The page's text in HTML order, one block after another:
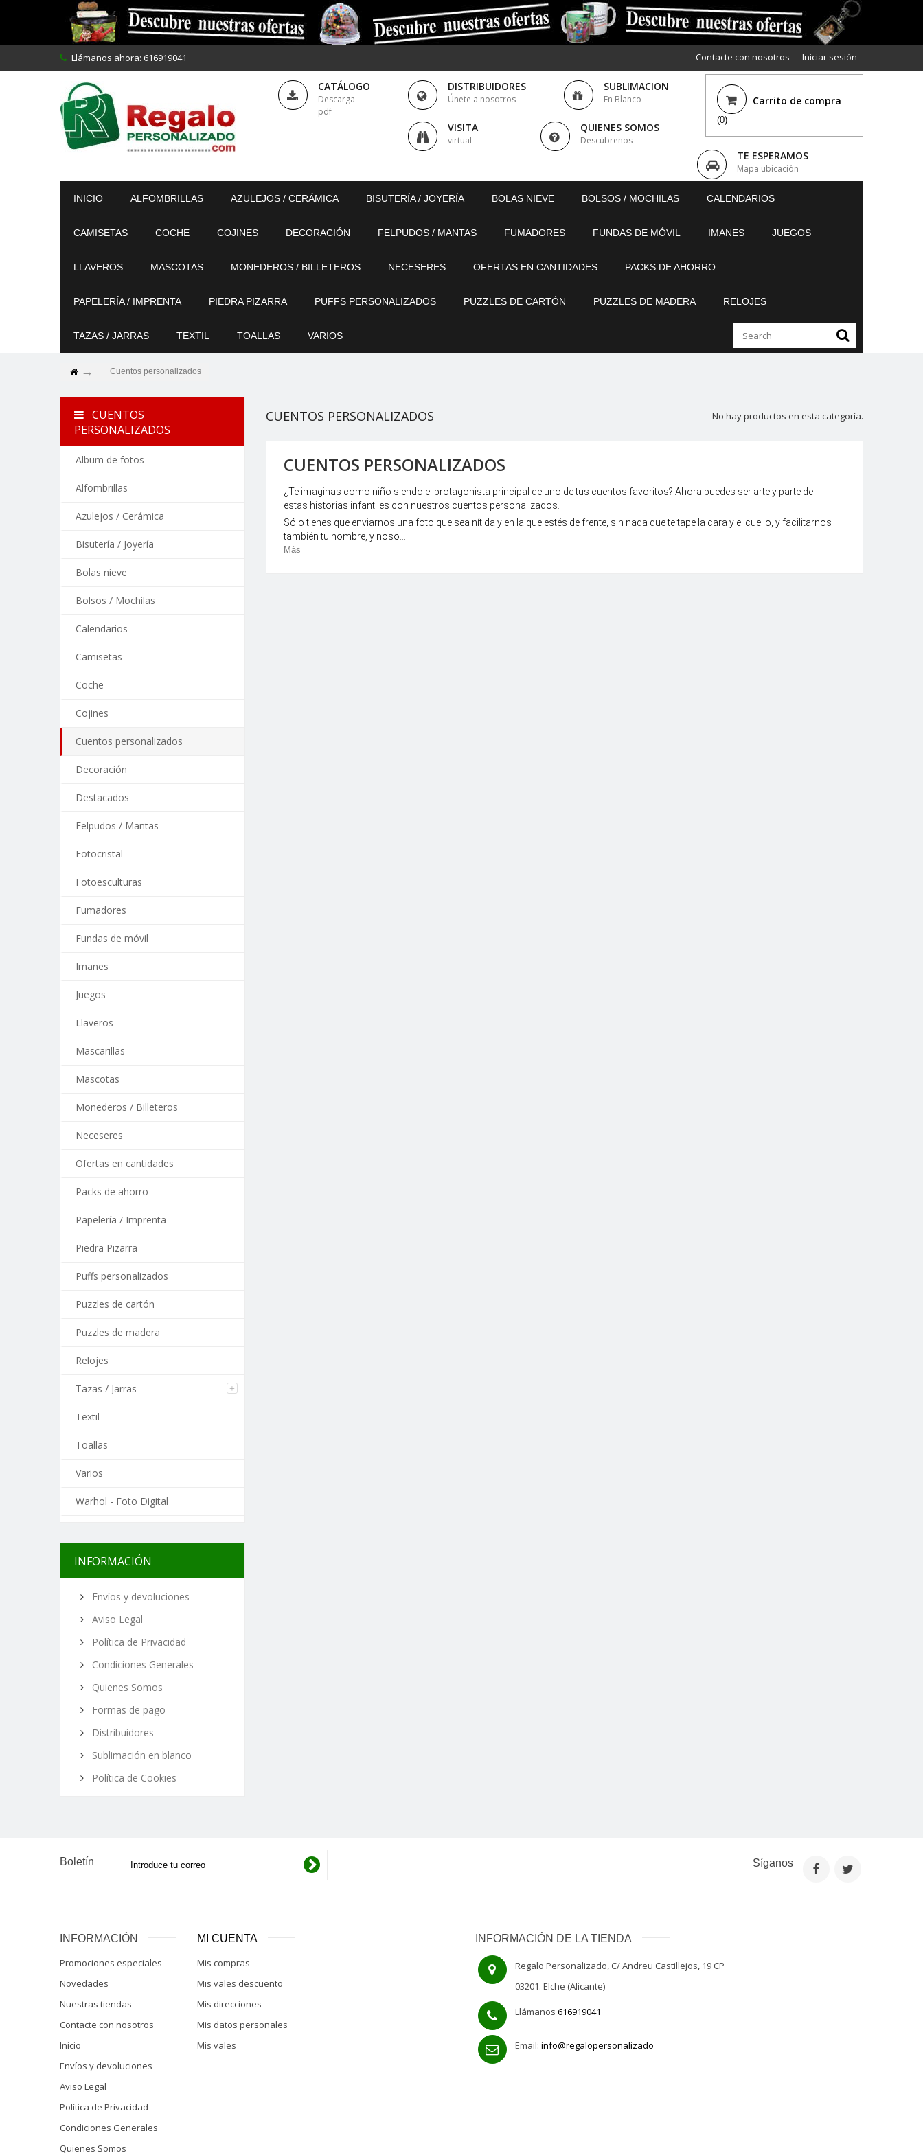
Iniciar sesión
Contacte con nosotros
Llámanos ahora: 616919041
Carrito de compra
(0)
CATÁLOGO
Descarga
pdf
DISTRIBUIDORES
Únete a nosotros
SUBLIMACION
En Blanco
VISITA
virtual
QUIENES SOMOS
Descúbrenos
TE ESPERAMOS
Mapa ubicación
INICIO ALFOMBRILLAS AZULEJOS / CERÁMICA BISUTERÍA / JOYERÍA BOLAS NIEVE BOLSOS / MOCHILAS CALENDARIOS
CAMISETAS COCHE COJINES DECORACIÓN FELPUDOS / MANTAS FUMADORES FUNDAS DE MÓVIL IMANES JUEGOS
LLAVEROS MASCOTAS MONEDEROS / BILLETEROS NECESERES OFERTAS EN CANTIDADES PACKS DE AHORRO
PAPELERÍA / IMPRENTA PIEDRA PIZARRA PUFFS PERSONALIZADOS PUZZLES DE CARTÓN PUZZLES DE MADERA RELOJES
TAZAS / JARRAS TEXTIL TOALLAS VARIOS
Cuentos personalizados
CUENTOS
PERSONALIZADOS
Album de fotos
Alfombrillas
Azulejos / Cerámica
Bisutería / Joyería
Bolas nieve
Bolsos / Mochilas
Calendarios
Camisetas
Coche
Cojines
Cuentos personalizados
Decoración
Destacados
Felpudos / Mantas
Fotocristal
Fotoesculturas
Fumadores
Fundas de móvil
Imanes
Juegos
Llaveros
Mascarillas
Mascotas
Monederos / Billeteros
Neceseres
Ofertas en cantidades
Packs de ahorro
Papelería / Imprenta
Piedra Pizarra
Puffs personalizados
Puzzles de cartón
Puzzles de madera
Relojes
Tazas / Jarras
Textil
Toallas
Varios
Warhol - Foto Digital
INFORMACIÓN
Envíos y devoluciones
Aviso Legal
Política de Privacidad
Condiciones Generales
Quienes Somos
Formas de pago
Distribuidores
Sublimación en blanco
Política de Cookies
CUENTOS PERSONALIZADOS No hay productos en esta categoría.
CUENTOS PERSONALIZADOS
¿Te imaginas como niño siendo el protagonista principal de uno de tus cuentos favoritos? Ahora puedes ser arte y parte de
estas historias infantiles con nuestros cuentos personalizados.
Sólo tienes que enviarnos una foto que sea nítida y en la que estés de frente, sin nada que te tape la cara y el cuello, y facilitarnos
también tu nombre, y noso...
Más
Boletín Síganos
INFORMACIÓN
Promociones especiales
Novedades
Nuestras tiendas
Contacte con nosotros
Inicio
Envíos y devoluciones
Aviso Legal
Política de Privacidad
Condiciones Generales
Quienes Somos
MI CUENTA
Mis compras
Mis vales descuento
Mis direcciones
Mis datos personales
Mis vales
INFORMACIÓN DE LA TIENDA
Regalo Personalizado, C/ Andreu Castillejos, 19 CP
03201. Elche (Alicante)
Llámanos 616919041
Email: info@regalopersonalizado